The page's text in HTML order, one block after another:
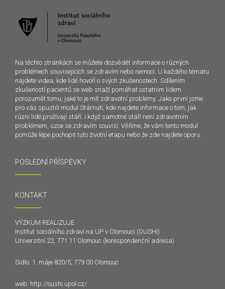
Na těchto stránkách se můžete dozvědět informace o různých
problémech souvisejících se zdravím nebo nemocí. U každého tématu
najdete videa, kde lidé hovoří o svých zkušenostech. Sdílením
zkušeností pacientů se web snaží pomáhat ostatním lidem
porozumět tomu, jaké to je mít zdravotní problémy. Jako první jsme
pro vás spustili modul Stárnutí, kde najdete informace o tom, jak
různí lidé prožívají stáří. I když samotné stáří není zdravotním
problémem, úzce se zdravím souvisí. Věříme, že vám tento modul
pomůže lépe pochopit tuto životní etapu nebo že zde najdete oporu.
POSLEDNÍ PŘÍSPĚVKY
KONTAKT
VÝZKUM REALIZUJE
Institut sociálního zdraví na UP v Olomouci (OUSHI)
Univerzitní 22, 771 11 Olomouc (korespondenční adresa)
Sídlo: 1. máje 820/5, 779 00 Olomouc
web: http://oushi.upol.cz/